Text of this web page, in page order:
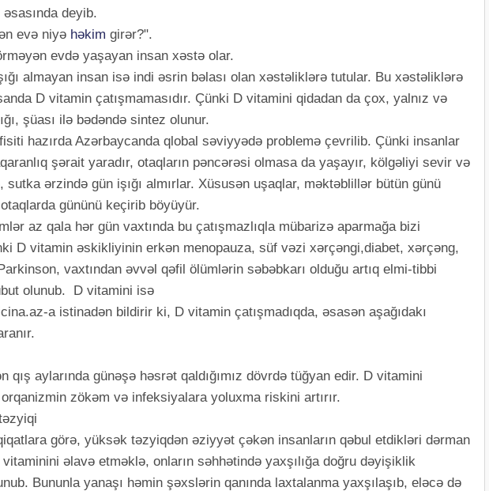
deyib.
evə niyə həkim girər?".
evdə yaşayan insan xəstə olar.
almayan insan isə indi əsrin bəlası olan xəstəliklərə tutular. Bu xəstəliklərə
D vitamin çatışmamasıdır. Çünki D vitamini qidadan da çox, yalnız və
şüası ilə bədəndə sintez olunur.
hazırda Azərbaycanda qlobal səviyyədə problemə çevrilib. Çünki insanlar
şərait yaradır, otaqların pəncərəsi olmasa da yaşayır, kölgəliyi sevir və
sutka ərzində gün işığı almırlar. Xüsusən uşaqlar, məktəblillər bütün günü
gününü keçirib böyüyür.
az qala hər gün vaxtında bu çatışmazlıqla mübarizə aparmağa bizi
D vitamin əskikliyinin erkən menopauza, süf vəzi xərçəngi,diabet, xərçəng,
vaxtından əvvəl qəfil ölümlərin səbəbkarı olduğu artıq elmi-tibbi
olunub. D vitamini isə
a istinadən bildirir ki, D vitamin çatışmadıqda, əsasən aşağıdakı
qış aylarında günəşə həsrət qaldığımız dövrdə tüğyan edir. D vitamini
orqanizmin zökəm və infeksiyalara yoluxma riskini artırır.
görə, yüksək təzyiqdən əziyyət çəkən insanların qəbul etdikləri dərman
vitaminini əlavə etməklə, onların səhhətində yaxşılığa doğru dəyişiklik
Bununla yanaşı həmin şəxslərin qanında laxtalanma yaxşılaşıb, eləcə də